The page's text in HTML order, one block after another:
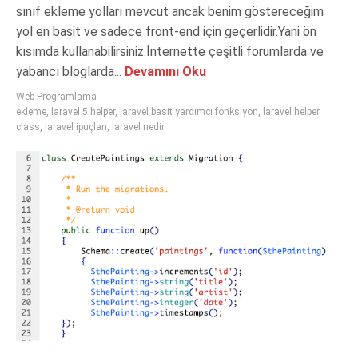
sınıf ekleme yolları mevcut ancak benim göstereceğim
yol en basit ve sadece front-end için geçerlidir.Yani ön
kısımda kullanabilirsiniz.İnternette çeşitli forumlarda ve
yabancı bloglarda... Devamını Oku
Web Programlama
ekleme, laravel 5 helper, laravel basit yardımcı fonksiyon, laravel helper
class, laravel ipuçları, laravel nedir